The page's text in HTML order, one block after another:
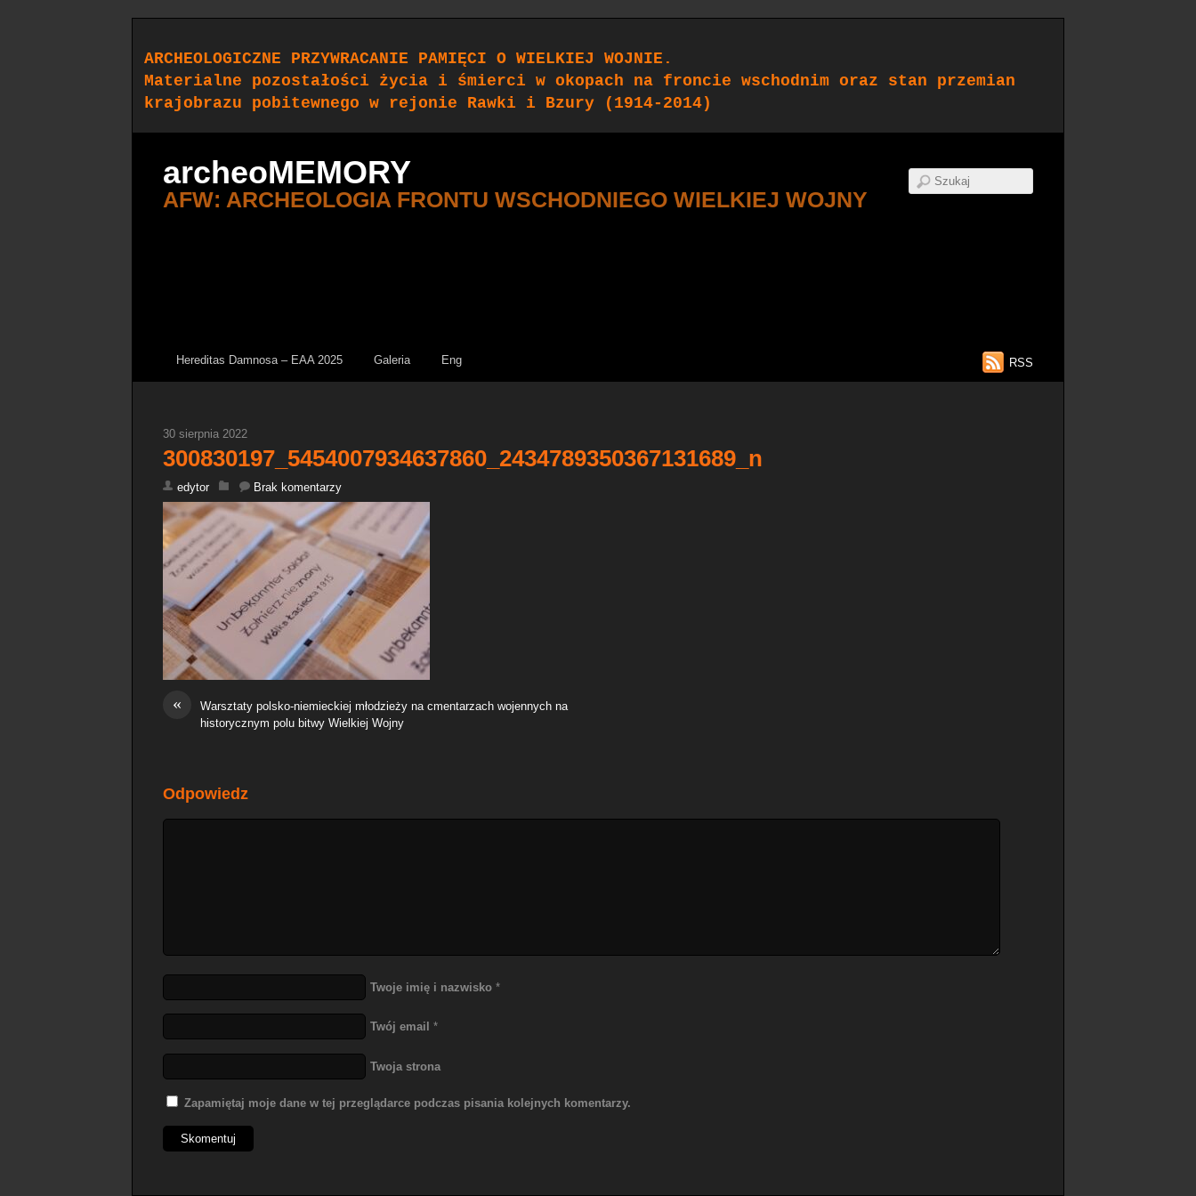
ARCHEOLOGICZNE PRZYWRACANIE PAMIĘCI O WIELKIEJ WOJNIE.
Materialne pozostałości życia i śmierci w okopach na froncie wschodnim oraz stan przemian
krajobrazu pobitewnego w rejonie Rawki i Bzury (1914-2014)
archeoMEMORY
AFW: ARCHEOLOGIA FRONTU WSCHODNIEGO WIELKIEJ WOJNY
Hereditas Damnosa – EAA 2025 Galeria Eng RSS
30 sierpnia 2022
300830197_5454007934637860_2434789350367131689_n
edytor Brak komentarzy
«
Warsztaty polsko-niemieckiej młodzieży na cmentarzach wojennych na
historycznym polu bitwy Wielkiej Wojny
Odpowiedz
Twoje imię i nazwisko *
Twój email *
Twoja strona
Zapamiętaj moje dane w tej przeglądarce podczas pisania kolejnych komentarzy.